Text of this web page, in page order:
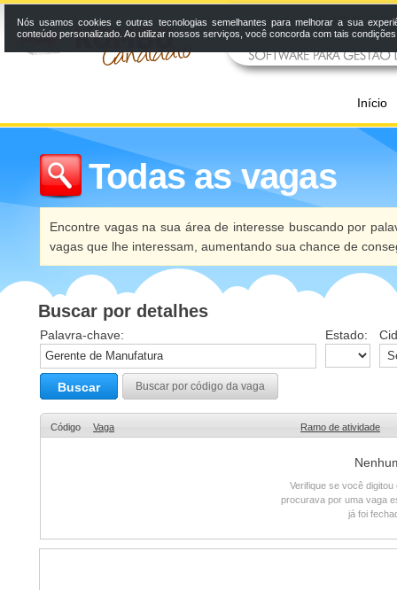
Início
Todas as vagas
Encontre vagas na sua área de interesse buscando por
vagas que lhe interessam, aumentando sua chance de
Buscar por detalhes
Palavra-chave: Estado:
Buscar Buscar por código da vaga
Código Vaga Ramo de atividade
Verifique se você
procurava por uma vaga
já foi
Nós usamos cookies e outras tecnologias semelhantes para melhorar a sua
conteúdo personalizado. Ao utilizar nossos serviços, você concorda com tais